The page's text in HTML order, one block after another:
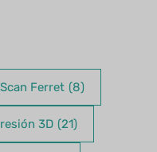
Ferret (8)
3D (21)